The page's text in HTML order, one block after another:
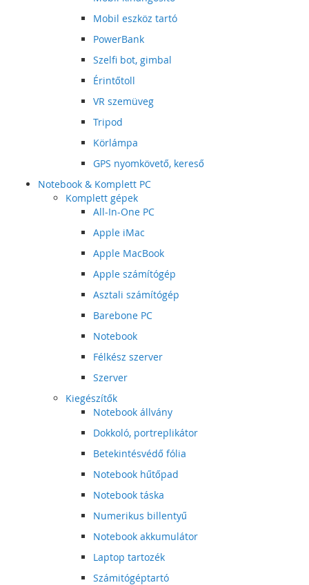
Mobil eszköz tartó
PowerBank
Szelfi bot, gimbal
Érintőtoll
VR szemüveg
Tripod
Körlámpa
GPS nyomkövető, kereső
Notebook & Komplett PC
Komplett gépek
All-In-One PC
Apple iMac
Apple MacBook
Apple számítógép
Asztali számítógép
Barebone PC
Notebook
Félkész szerver
Szerver
Kiegészítők
Notebook állvány
Dokkoló, portreplikátor
Betekintésvédő fólia
Notebook hűtőpad
Notebook táska
Numerikus billentyű
Notebook akkumulátor
Laptop tartozék
Számitógéptartó